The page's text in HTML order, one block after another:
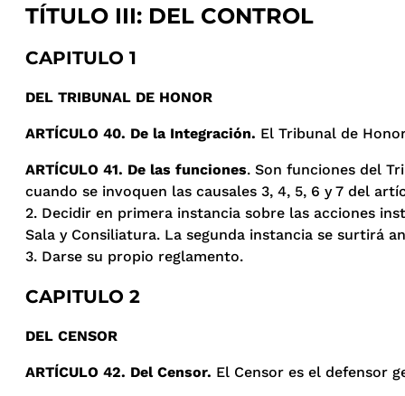
TÍTULO III: DEL CONTROL
CAPITULO 1
DEL TRIBUNAL DE HONOR
ARTÍCULO 40. De la Integración. El Tribunal de
ARTÍCULO 41. De las funciones. Son funciones del
cuando se invoquen las causales 3, 4, 5, 6 y 7 del
2. Decidir en primera instancia sobre las acciones
Sala y Consiliatura. La segunda instancia se surtirá
3. Darse su propio reglamento.
CAPITULO 2
DEL CENSOR
ARTÍCULO 42. Del Censor. El Censor es el defensor